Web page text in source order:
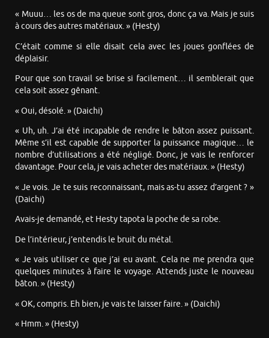
« Muuu… les os de ma queue sont gros, donc ça va. Mais je suis
à cours des autres matériaux. » (Hesty)
C’était comme si elle disait cela avec les joues gonflées de
déplaisir.
Pour que son travail se brise si facilement… il semblerait que
cela soit assez gênant.
« Oui, désolé. » (Daichi)
« Uh, uh. J’ai été incapable de rendre le bâton assez puissant.
Même s’il est capable de supporter la puissance magique… le
nombre d’utilisations a été négligé. Donc, je vais le renforcer
davantage. Pour cela, je vais acheter des matériaux. » (Hesty)
« Je vois. Je te suis reconnaissant, mais as-tu assez d’argent ? »
(Daichi)
Avais-je demandé, et Hesty tapota la poche de sa robe.
De l’intérieur, j’entendis le bruit du métal.
« Je vais utiliser ce que j’ai eu avant. Cela ne me prendra que
quelques minutes à faire le voyage. Attends juste le nouveau
bâton. » (Hesty)
« OK, compris. Eh bien, je vais te laisser faire. » (Daichi)
« Hmm. » (Hesty)